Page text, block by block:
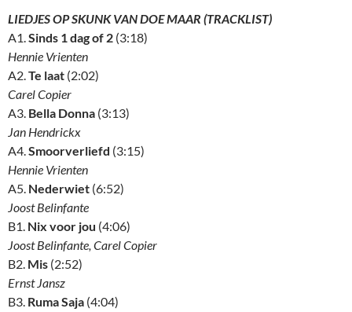
LIEDJES OP SKUNK VAN DOE MAAR (TRACKLIST)
A1.Sinds 1 dag of 2 (3:18)
Hennie Vrienten
A2.Te laat (2:02)
Carel Copier
A3. Bella Donna (3:13)
Jan Hendrickx
A4.Smoorverliefd (3:15)
Hennie Vrienten
A5. Nederwiet (6:52)
Joost Belinfante
B1. Nix voor jou (4:06)
Joost Belinfante, Carel Copier
B2. Mis (2:52)
Ernst Jansz
B3. Ruma Saja (4:04)